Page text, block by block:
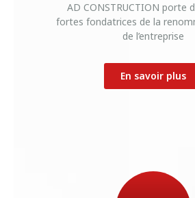
AD CONSTRUCTION porte
fortes fondatrices de la
de l’entreprise
En savoir plus